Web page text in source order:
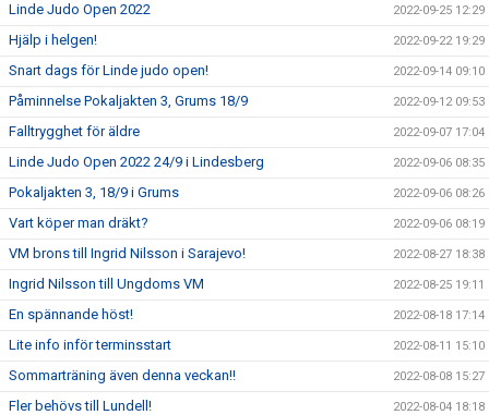
Linde Judo Open 2022 2022-09-25 12:29
Hjälp i helgen! 2022-09-22 19:29
Snart dags för Linde judo open! 2022-09-14 09:10
Påminnelse Pokaljakten 3, Grums 18/9 2022-09-12 09:53
Falltrygghet för äldre 2022-09-07 17:04
Linde Judo Open 2022 24/9 i Lindesberg 2022-09-06 08:35
Pokaljakten 3, 18/9 i Grums 2022-09-06 08:26
Vart köper man dräkt? 2022-09-06 08:19
VM brons till Ingrid Nilsson i Sarajevo! 2022-08-27 18:38
Ingrid Nilsson till Ungdoms VM 2022-08-25 19:11
En spännande höst! 2022-08-18 17:14
Lite info inför terminsstart 2022-08-11 15:10
Sommarträning även denna veckan!! 2022-08-08 15:27
Fler behövs till Lundell! 2022-08-04 18:18